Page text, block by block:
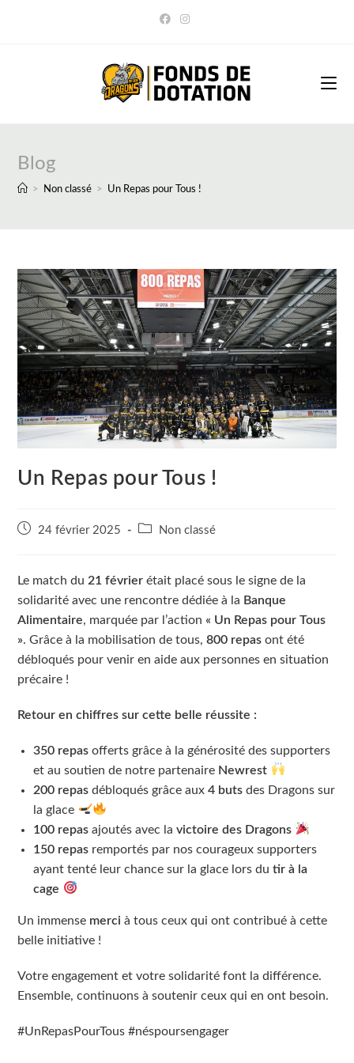
Blog
> Non classé > Un Repas pour Tous !
Un Repas pour Tous !
Publication
24 février 2025
Post
Non classé
Le match du 21 février était placé sous le signe de la
solidarité avec une rencontre dédiée à la Banque
Alimentaire, marquée par l’action « Un Repas pour Tous
». Grâce à la mobilisation de tous,800 repas ont été
débloqués pour venir en aide aux personnes en situation
précaire !
Retour en chiffres sur cette belle réussite :
350 repas offerts grâce à la générosité des supporters
et au soutien de notre partenaire Newrest
200 repas débloqués grâce aux4 buts des Dragons sur
la glace
100 repas ajoutés avec lavictoire des Dragons
150 repas remportés par nos courageux supporters
ayant tenté leur chance sur la glace lors dutir à la
cage
Un immense merci à tous ceux qui ont contribué à cette
belle initiative !
Votre engagement et votre solidarité font la différence.
Ensemble, continuons à soutenir ceux qui en ont besoin.
#UnRepasPourTous #néspoursengager